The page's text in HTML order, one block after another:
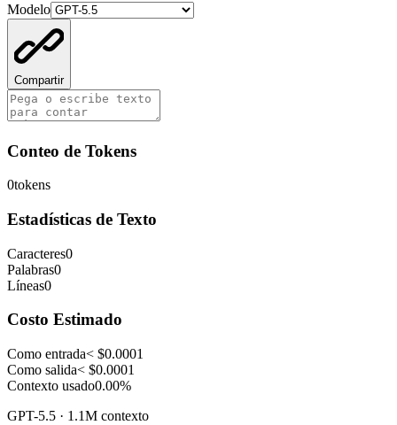
Modelo
Compartir
Conteo de Tokens
0tokens
Estadísticas de Texto
Caracteres0
Palabras0
Líneas0
Costo Estimado
Como entrada< $0.0001
Como salida< $0.0001
Contexto usado0.00%
GPT-5.5 · 1.1M contexto